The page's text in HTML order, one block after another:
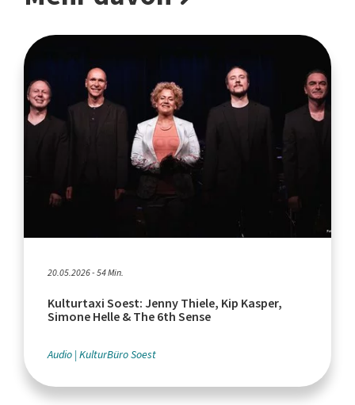
20.05.2026 - 54 Min.
Kulturtaxi Soest: Jenny Thiele, Kip Kasper,
Simone Helle & The 6th Sense
Audio KulturBüro Soest